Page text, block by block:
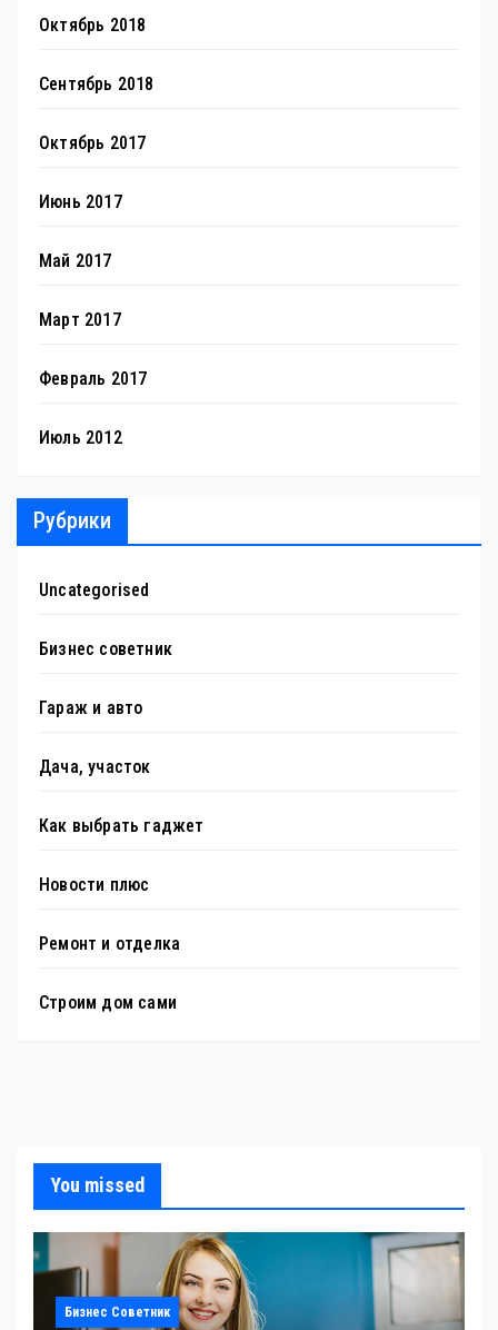
Октябрь 2018
Сентябрь 2018
Октябрь 2017
Июнь 2017
Май 2017
Март 2017
Февраль 2017
Июль 2012
Рубрики
Uncategorised
Бизнес советник
Гараж и авто
Дача, участок
Как выбрать гаджет
Новости плюс
Ремонт и отделка
Строим дом сами
You missed
Бизнес Советник